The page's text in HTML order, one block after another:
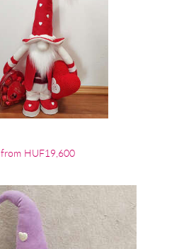
from HUF19,600